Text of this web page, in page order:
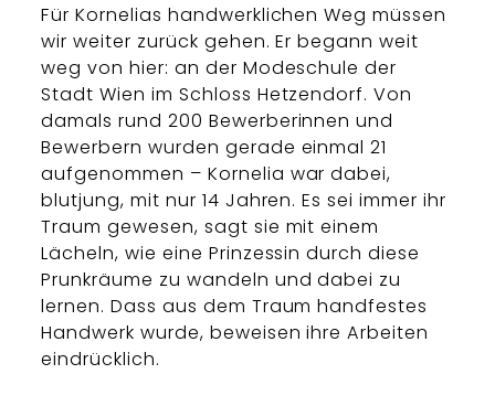
Für Kornelias handwerklichen Weg müssen
wir weiter zurück gehen. Er begann weit
weg von hier: an der Modeschule der
Stadt Wien im Schloss Hetzendorf. Von
damals rund 200 Bewerberinnen und
Bewerbern wurden gerade einmal 21
aufgenommen – Kornelia war dabei,
blutjung, mit nur 14 Jahren. Es sei immer ihr
Traum gewesen, sagt sie mit einem
Lächeln, wie eine Prinzessin durch diese
Prunkräume zu wandeln und dabei zu
lernen. Dass aus dem Traum handfestes
Handwerk wurde, beweisen ihre Arbeiten
eindrücklich.